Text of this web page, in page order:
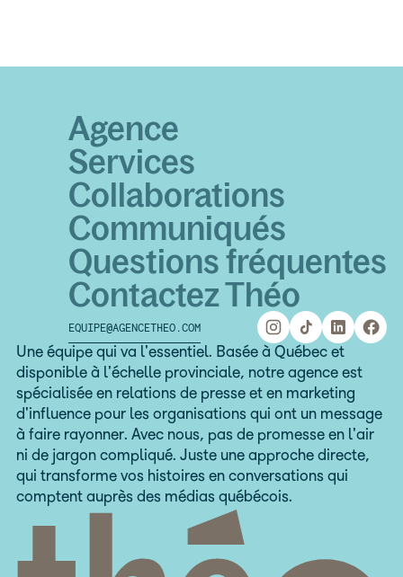
Une équipe qui va l'essentiel. Basée à Québec et
disponible à l'échelle provinciale, notre agence est
spécialisée en relations de presse et en marketing
d'influence pour les organisations qui ont un message
à faire rayonner. Avec nous, pas de promesse en l'air
ni de jargon compliqué. Juste une approche directe,
qui transforme vos histoires en conversations qui
comptent auprès des médias québécois.
Agence
Services
Collaborations
Communiqués
Questions fréquentes
Contactez Théo
EQUIPE@AGENCETHEO.COM
equipe@agencetheo.com